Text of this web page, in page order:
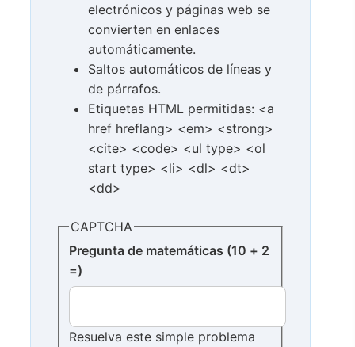
electrónicos y páginas web se
convierten en enlaces
automáticamente.
Saltos automáticos de líneas y
de párrafos.
Etiquetas HTML permitidas: <a
href hreflang> <em> <strong>
<cite> <code> <ul type> <ol
start type> <li> <dl> <dt>
<dd>
CAPTCHA
Pregunta de matemáticas (10 + 2
=)
Resuelva este simple problema